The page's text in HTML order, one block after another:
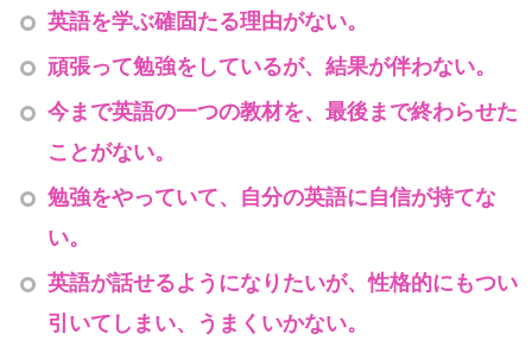
英語を学ぶ確固たる理由がない。
頑張って勉強をしているが、結果が伴わない。
今まで英語の一つの教材を、最後まで終わらせた
ことがない。
勉強をやっていて、自分の英語に自信が持てな
い。
英語が話せるようになりたいが、性格的にもつい
引いてしまい、うまくいかない。